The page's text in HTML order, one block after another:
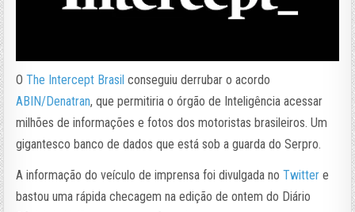
OThe Intercept Brasil conseguiu derrubar o acordo
ABIN/Denatran, que permitiria o órgão de Inteligência acessar
milhões de informações e fotos dos motoristas brasileiros. Um
gigantesco banco de dados que está sob a guarda do Serpro.
A informação do veículo de imprensa foi divulgada noTwittere
bastou uma rápida checagem na edição de ontem do Diário